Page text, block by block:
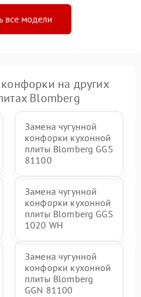
все модели
на других
Blomberg
Замена чугунной
конфорки кухонной
плиты Blomberg GGS
81100
Замена чугунной
конфорки кухонной
плиты Blomberg GGS
1020 WH
Замена чугунной
конфорки кухонной
плиты Blomberg
GGN 81100